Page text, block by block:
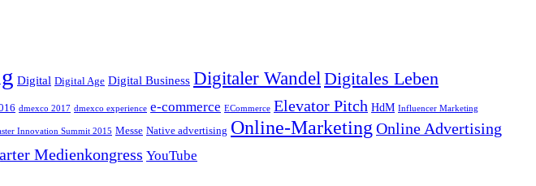
Digital Digital Age Digital Business Digitaler Wandel Digitales Leben
dmexco 2017 dmexco experience e-commerce ECommerce Elevator Pitch HdM Influencer Marketing
Innovation Summit 2015 Messe Native advertising Online-Marketing Online Advertising
Medienkongress YouTube